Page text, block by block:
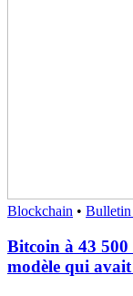
Blockchain •
Bitcoin à 43
modèle qui